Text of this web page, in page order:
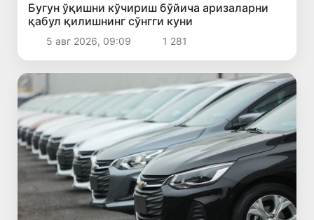
Бугун ўқишни кўчириш бўйича аризаларни
қабул қилишнинг сўнгги куни
5 авг 2026, 09:09 1 281